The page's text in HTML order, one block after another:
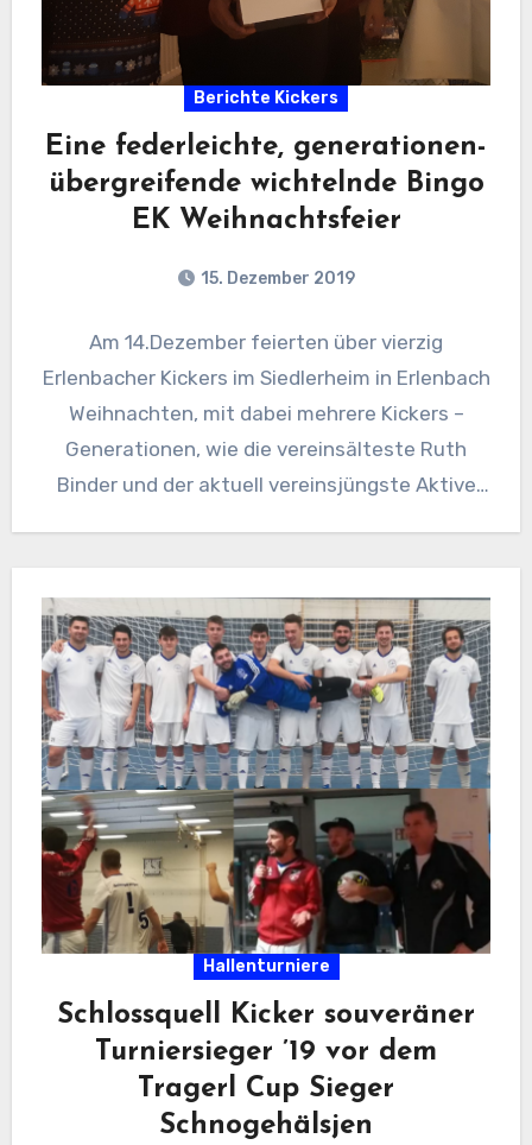
Berichte Kickers
Eine federleichte, generationen-
übergreifende wichtelnde Bingo
EK Weihnachtsfeier
15. Dezember 2019
Am 14.Dezember feierten über vierzig
Erlenbacher Kickers im Siedlerheim in Erlenbach
Weihnachten, mit dabei mehrere Kickers –
Generationen, wie die vereinsälteste Ruth
Binder und der aktuell vereinsjüngste Aktive
Hallenturniere
Schlossquell Kicker souveräner
Turniersieger ’19 vor dem
Tragerl Cup Sieger
Schnogehälsjen